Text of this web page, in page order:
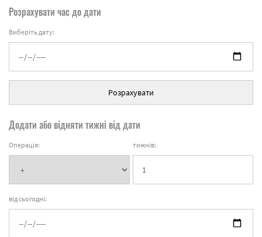
Розрахувати час до дати
Виберіть дату:
Розрахувати
Додати або відняти тижні від дати
Операція: тижнів:
від сьогодні: